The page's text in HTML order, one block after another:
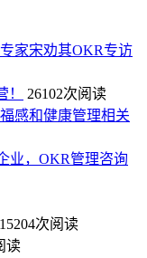
家宋劝其OKR专访
26102次阅读
感和健康管理相关
业，OKR管理咨询
15204次阅读
读